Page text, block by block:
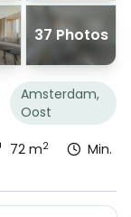
37 Photos
Amsterdam,
Oost
72 m2
Min.